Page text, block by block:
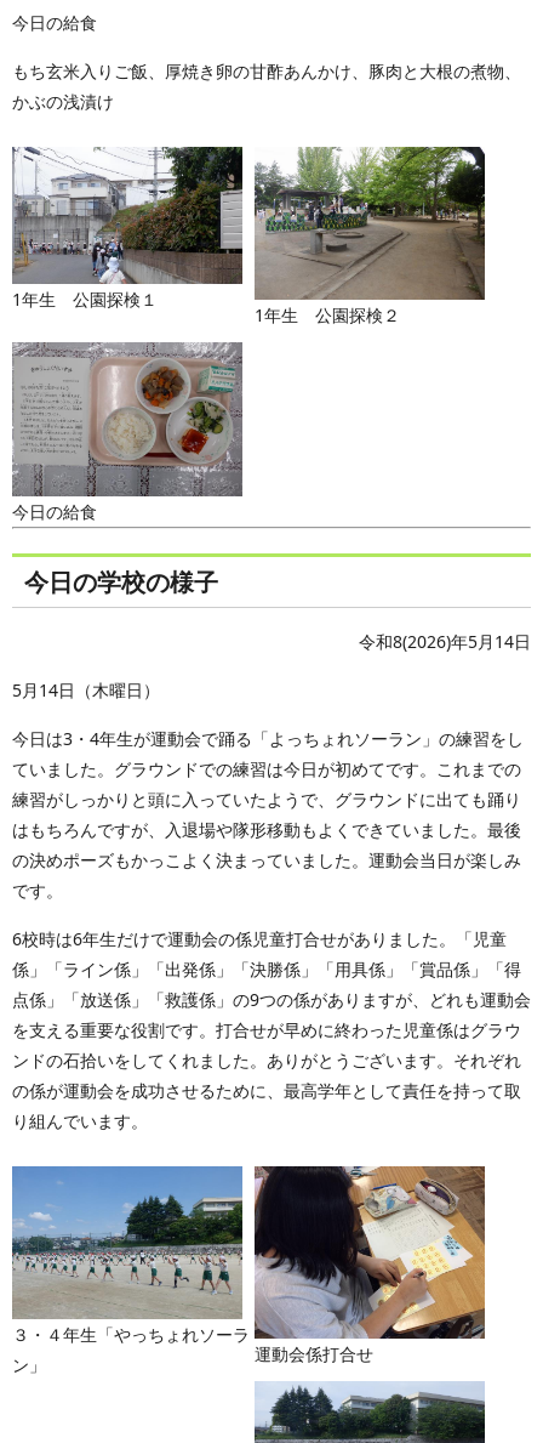
今日の給食
もち玄米入りご飯、厚焼き卵の甘酢あんかけ、豚肉と大根の煮物、
かぶの浅漬け
1年生 公園探検１
1年生 公園探検２
今日の給食
今日の学校の様子
令和8(2026)年5月14日
5月14日（木曜日）
今日は3・4年生が運動会で踊る「よっちょれソーラン」の練習をし
ていました。グラウンドでの練習は今日が初めてです。これまでの
練習がしっかりと頭に入っていたようで、グラウンドに出ても踊り
はもちろんですが、入退場や隊形移動もよくできていました。最後
の決めポーズもかっこよく決まっていました。運動会当日が楽しみ
です。
6校時は6年生だけで運動会の係児童打合せがありました。「児童
係」「ライン係」「出発係」「決勝係」「用具係」「賞品係」「得
点係」「放送係」「救護係」の9つの係がありますが、どれも運動会
を支える重要な役割です。打合せが早めに終わった児童係はグラウ
ンドの石拾いをしてくれました。ありがとうございます。それぞれ
の係が運動会を成功させるために、最高学年として責任を持って取
り組んでいます。
３・４年生「やっちょれソーラ
ン」
運動会係打合せ